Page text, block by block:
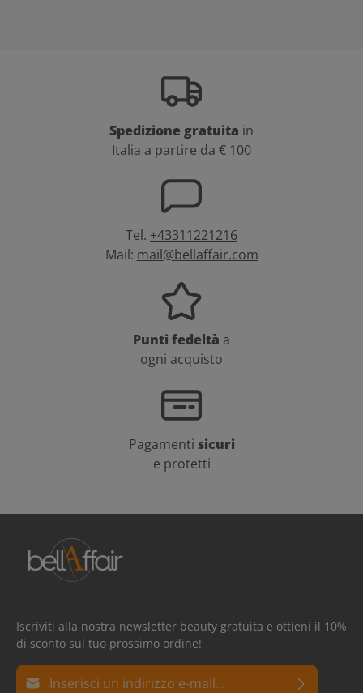
Spedizione gratuita in
Italia a partire da € 100
Tel. +43311221216
Mail: mail@bellaffair.com
Punti fedeltà a
ogni acquisto
Pagamenti sicuri
e protetti
Iscriviti alla nostra newsletter beauty gratuita e ottieni il 10%
di sconto sul tuo prossimo ordine!
Indirizzo e-mail*